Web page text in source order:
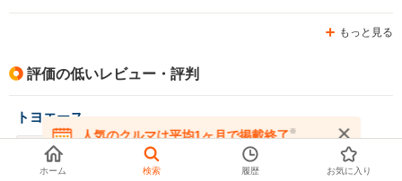
安心させる接地感を併せ持つ。旧トヨエースの弱点だっ
れている。乗っていても疲労が全く来ない為にある意味イ
ては、オートマが５速になった後期型を選べば、問題は無
かろう。
もっと見る
評価の低いレビュー・評判
トヨエース
3
とても力強く、しっかりとした外見もいい感じなのでおす
人気のクルマは平均1ヶ月で掲載終了※
在庫が無くなる前にお問い合わせください
ホーム 検索 履歴 お気に入り